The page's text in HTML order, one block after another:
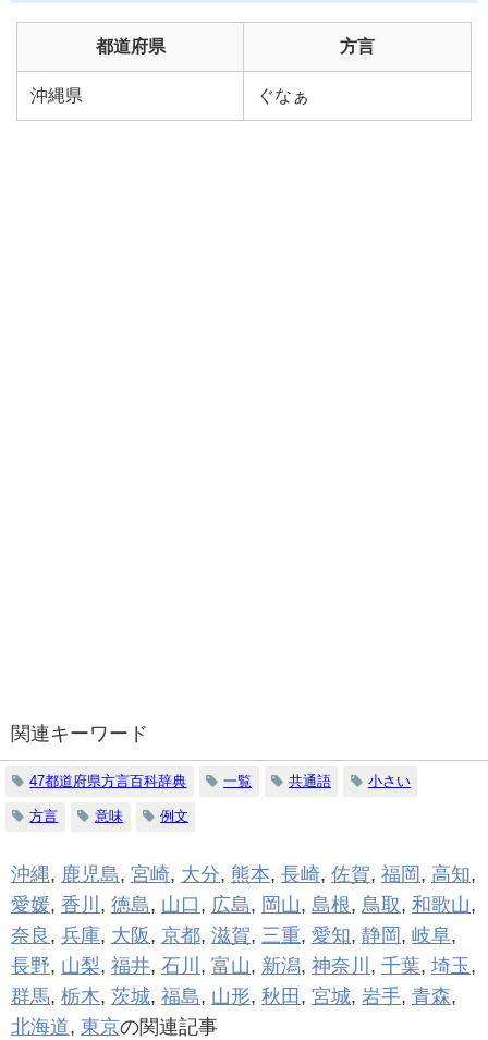
都道府県 方言
沖縄県 ぐなぁ
関連キーワード
47都道府県方言百科辞典 一覧 共通語 小さい
方言 意味 例文
沖縄, 鹿児島, 宮崎, 大分, 熊本, 長崎, 佐賀, 福岡 , 高知,
愛媛, 香川 , 徳島, 山口 , 広島, 岡山, 島根, 鳥取, 和歌山,
奈良 , 兵庫, 大阪, 京都, 滋賀, 三重, 愛知, 静岡 , 岐阜,
長野, 山梨, 福井, 石川 , 富山, 新潟, 神奈川 , 千葉, 埼玉 ,
群馬, 栃木, 茨城, 福島, 山形, 秋田 , 宮城, 岩手, 青森,
北海道, 東京の関連記事